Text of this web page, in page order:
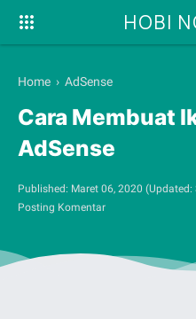
HOBI
Home › AdSense
Cara Membuat
AdSense
Published: Maret 06, 2020 (Updated:
Posting Komentar